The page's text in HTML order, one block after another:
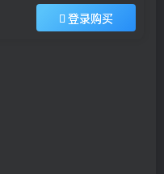
登录购买